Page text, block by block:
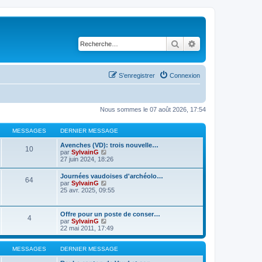
Rechercher
Connexion
S’enregistrer
Nous sommes le 07 août 2026, 17:54
MESSAGES DERNIER MESSAGE
10
Avenches (VD): trois nouvelle…
par SylvainG
o
l
e
d
r
n
e
r
m
e
s
27 juin 2024, 18:26
64
Journées vaudoises d'archéolo…
par SylvainG
o
e
d
e
r
n
i
e
25 avr. 2025, 09:55
4
Offre pour un poste de conser…
par SylvainG
o
i
r
l
e
22 mai 2011, 17:49
MESSAGES DERNIER MESSAGE